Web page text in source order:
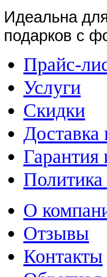
Идеальна
подарков с
Прайс-
Услуги
Скидки
Доставка
Гарантия
О
Отзывы
Контакты